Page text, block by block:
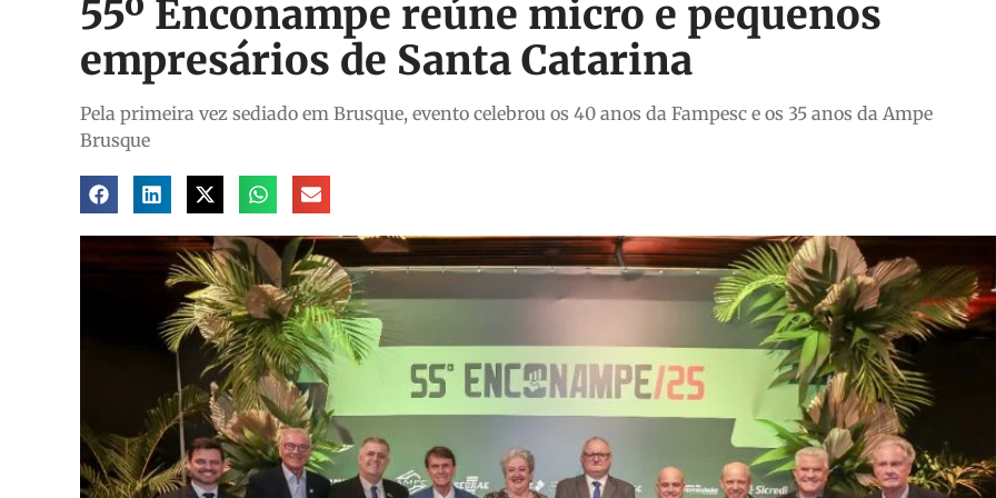
55º Enconampe reúne micro e pequenos
empresários de Santa Catarina
Pela primeira vez sediado em Brusque, evento celebrou os 40 anos da Fampesc e os 35 anos da Ampe
Brusque